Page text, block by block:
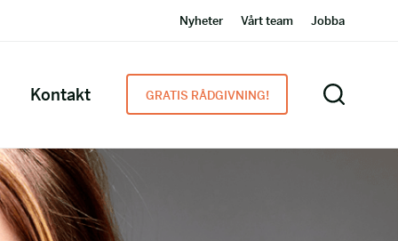
Nyheter Vårt team Jobba
Kontakt GRATIS RÅDGIVNING!